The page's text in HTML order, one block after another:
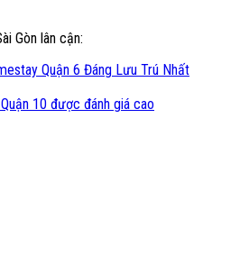
Gòn lân cận:
Quận 6 Đáng Lưu Trú Nhất
10 được đánh giá cao